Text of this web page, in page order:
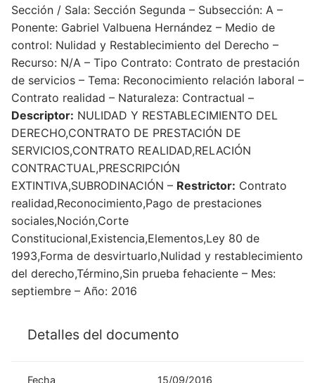
Sección / Sala: Sección Segunda – Subsección: A –
Ponente: Gabriel Valbuena Hernández – Medio de
control: Nulidad y Restablecimiento del Derecho –
Recurso: N/A – Tipo Contrato: Contrato de prestación
de servicios – Tema: Reconocimiento relación laboral –
Contrato realidad – Naturaleza: Contractual –
Descriptor: NULIDAD Y RESTABLECIMIENTO DEL
DERECHO,CONTRATO DE PRESTACIÓN DE
SERVICIOS,CONTRATO REALIDAD,RELACIÓN
CONTRACTUAL,PRESCRIPCIÓN
EXTINTIVA,SUBRODINACIÓN – Restrictor: Contrato
realidad,Reconocimiento,Pago de prestaciones
sociales,Noción,Corte
Constitucional,Existencia,Elementos,Ley 80 de
1993,Forma de desvirtuarlo,Nulidad y restablecimiento
del derecho,Término,Sin prueba fehaciente – Mes:
septiembre – Año: 2016
Detalles del documento
Fecha 15/09/2016